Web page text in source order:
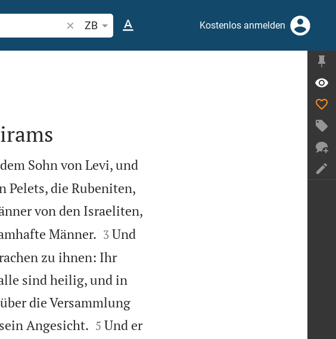
Bibelstelle oder Begriff suchen
ZB Kostenlos anmelden
Sohn von Levi, und
Pelets, die Rubeniten,
von den Israeliten,
Männer.
3 Und
zu ihnen: Ihr
sind heilig, und in
die Versammlung
Angesicht.
5 Und er